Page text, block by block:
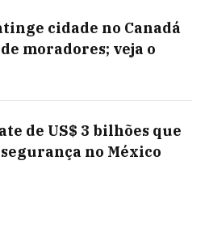
cidade no Canadá
moradores; veja o
de US$ 3 bilhões que
no México